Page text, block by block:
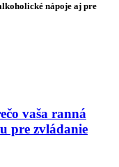
nápoje aj pre
vaša ranná
pre zvládanie